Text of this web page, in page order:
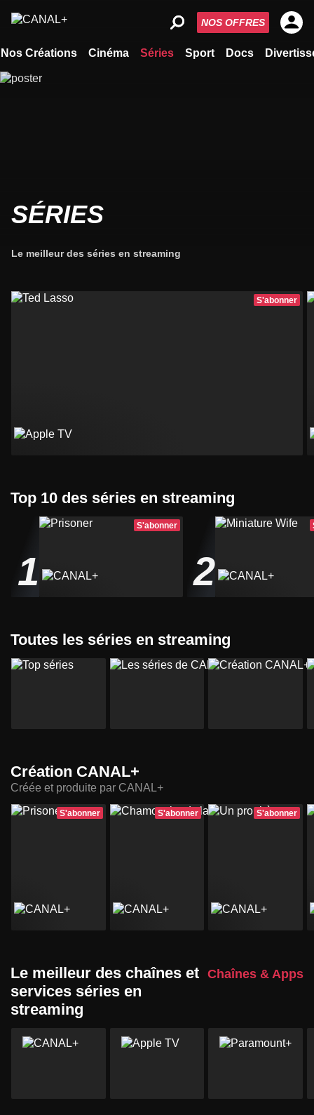
Nos Créations Cinéma Séries Sport Docs
NOS OFFRES
SÉRIES
Le meilleur des séries en streaming
S'abonner
Top 10 des séries en streaming
1
S'abonner
2
Toutes les séries en streaming
Création CANAL+
Créée et produite par CANAL+
S'abonner S'abonner S'abonner
Le meilleur des chaînes et
services séries en
streaming
Chaînes & Apps